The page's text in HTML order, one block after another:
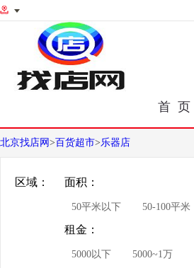
首 页
北京找店网 >百货超市>乐器店
区域： 面积：
50平米以下 50-100平米
租金：
5000以下 5000~1万